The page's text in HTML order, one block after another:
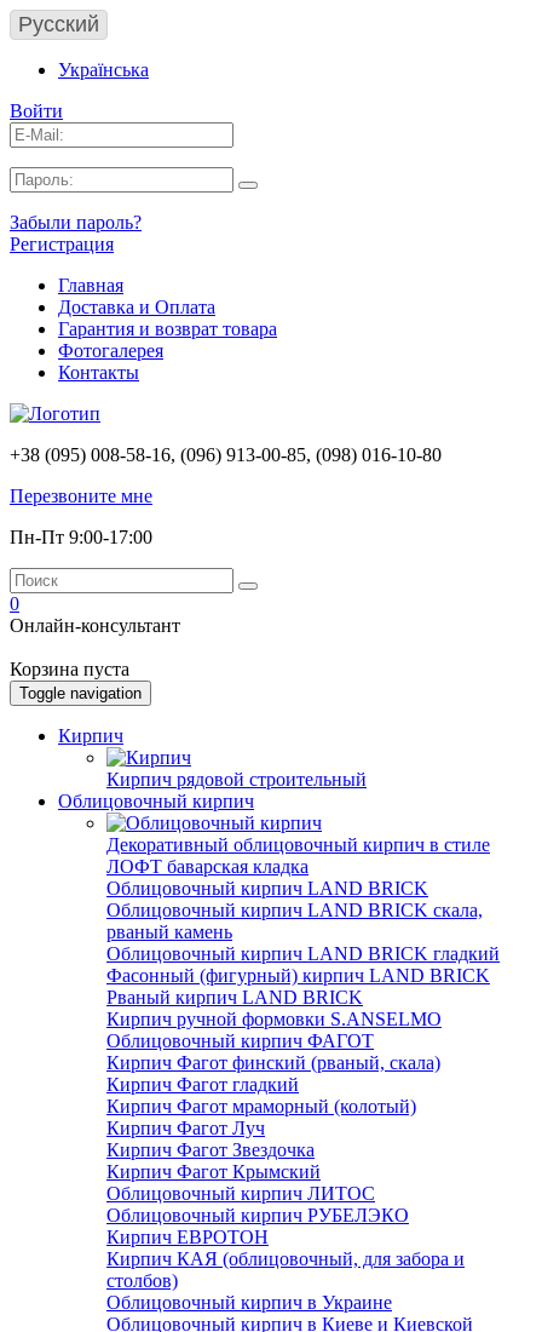
Русский
Українська
Войти
Забыли пароль?
Регистрация
Главная
Доставка и Оплата
Гарантия и возврат товара
Фотогалерея
Контакты
+38 (095) 008-58-16, (096) 913-00-85, (098) 016-10-80
Перезвоните мне
Пн-Пт 9:00-17:00
0
Онлайн-консультант
Корзина пуста
Toggle navigation
Кирпич
Кирпич рядовой строительный
Облицовочный кирпич
Декоративный облицовочный кирпич в стиле
ЛОФТ баварская кладка
Облицовочный кирпич LAND BRICK
Облицовочный кирпич LAND BRICK скала,
рваный камень
Облицовочный кирпич LAND BRICK гладкий
Фасонный (фигурный) кирпич LAND BRICK
Рваный кирпич LAND BRICK
Кирпич ручной формовки S.ANSELMO
Облицовочный кирпич ФАГОТ
Кирпич Фагот финский (рваный, скала)
Кирпич Фагот гладкий
Кирпич Фагот мраморный (колотый)
Кирпич Фагот Луч
Кирпич Фагот Звездочка
Кирпич Фагот Крымский
Облицовочный кирпич ЛИТОС
Облицовочный кирпич РУБЕЛЭКО
Кирпич ЕВРОТОН
Кирпич КАЯ (облицовочный, для забора и
столбов)
Облицовочный кирпич в Украине
Облицовочный кирпич в Киеве и Киевской